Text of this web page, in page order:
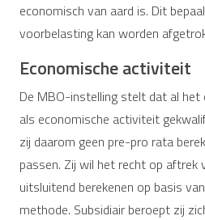
economisch van aard is. Dit
voorbelasting kan worden
Economische activiteit
De MBO-instelling stelt dat al
als economische activiteit
zij daarom geen pre-pro rata
passen. Zij wil het recht op aftrek
uitsluitend berekenen op basis
methode. Subsidiair beroept zij